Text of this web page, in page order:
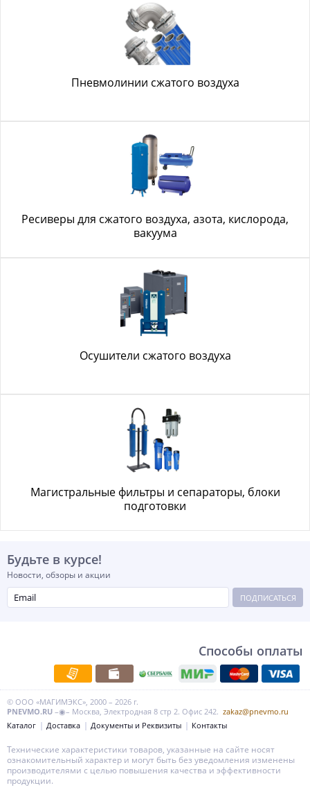
Пневмолинии сжатого воздуха
Ресиверы для сжатого воздуха, азота, кислорода,
вакуума
Осушители сжатого воздуха
Магистральные фильтры и сепараторы, блоки
подготовки
Будьте в курсе!
Новости, обзоры и акции
ПОДПИСАТЬСЯ
Способы оплаты
© ООО «МАГИМЭКС», 2000 – 2026 г.
PNEVMO.RU –◉– Москва, Электродная 8 стр 2. Офис 242. zakaz@pnevmo.ru
Каталог
Доставка Документы и Реквизиты Контакты
Технические характеристики товаров, указанные на сайте носят
ознакомительный характер и могут быть без уведомления изменены
производителями с целью повышения качества и эффективности
продукции.